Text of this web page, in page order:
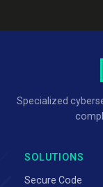
Specialized
SOLUTIONS
Secure Code